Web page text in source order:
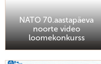
NATO 70.aastapäeva
noorte video
loomekonkurss